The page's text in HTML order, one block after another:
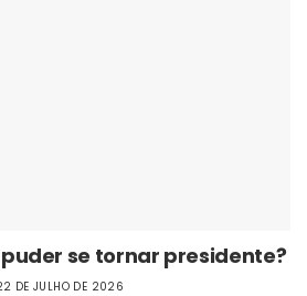
puder se tornar presidente?
DE JULHO DE 2026